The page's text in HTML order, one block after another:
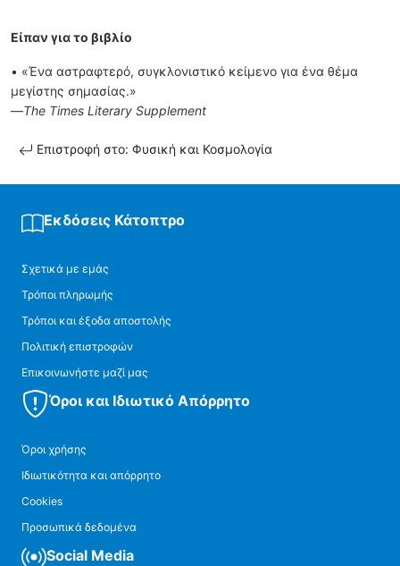
Είπαν για το βιβλίο
• «Ένα αστραφτερό, συγκλονιστικό κείμενο για ένα θέμα
μεγίστης σημασίας.»
—The Times Literary Supplement
Επιστροφή στο: Φυσική και Κοσμολογία
Εκδόσεις Κάτοπτρο
Σχετικά με εμάς
Τρόποι πληρωμής
Τρόποι και έξοδα αποστολής
Πολιτική επιστροφών
Επικοινωνήστε μαζί μας
Όροι και Ιδιωτικό Απόρρητο
Όροι χρήσης
Ιδιωτικότητα και απόρρητο
Cookies
Προσωπικά δεδομένα
Social Media